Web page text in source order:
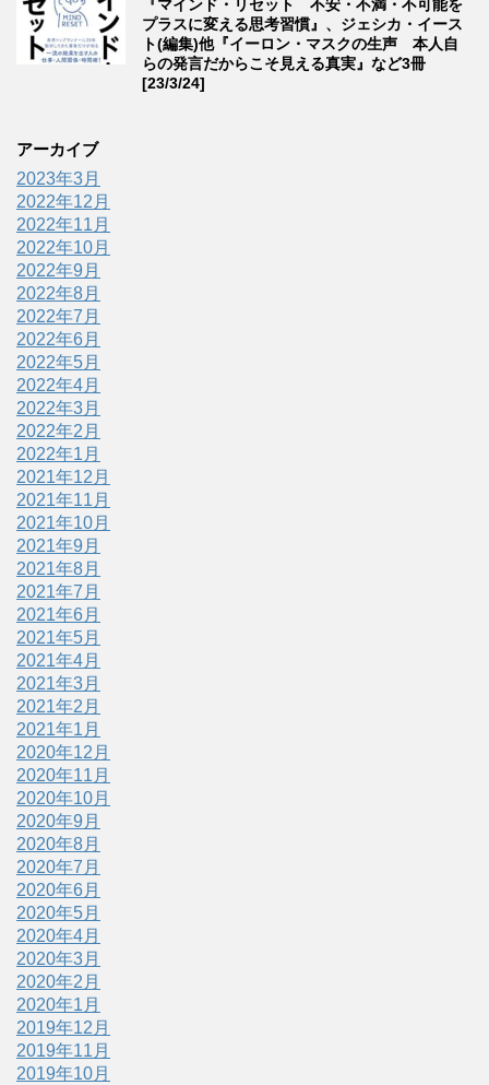
『マインド・リセット 不安・不満・不可能を
プラスに変える思考習慣』、ジェシカ・イース
ト(編集)他『イーロン・マスクの生声 本人自
らの発言だからこそ見える真実』など3冊
[23/3/24]
アーカイブ
2023年3月
2022年12月
2022年11月
2022年10月
2022年9月
2022年8月
2022年7月
2022年6月
2022年5月
2022年4月
2022年3月
2022年2月
2022年1月
2021年12月
2021年11月
2021年10月
2021年9月
2021年8月
2021年7月
2021年6月
2021年5月
2021年4月
2021年3月
2021年2月
2021年1月
2020年12月
2020年11月
2020年10月
2020年9月
2020年8月
2020年7月
2020年6月
2020年5月
2020年4月
2020年3月
2020年2月
2020年1月
2019年12月
2019年11月
2019年10月